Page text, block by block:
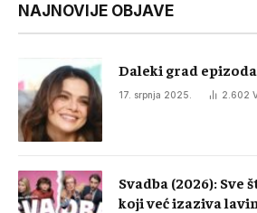
NAJNOVIJE OBJAVE
Daleki grad
17. srpnja 2025. 2.602
Svadba (2026): Sve
koji već izaziva